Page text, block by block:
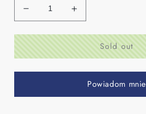
Decrease
quantity
for
Yaki
Increase
quantity
for
Banko-
Yaki
Sold out
Powiadom mnie